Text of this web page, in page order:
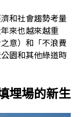
和社會趨勢考量
來也越來越重
意）和「不浪費
園和其他綠道時
埋場的新生